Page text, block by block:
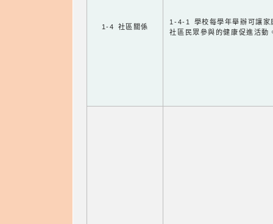
1-4 社區關係
1-4-1 學校每學年舉辦可讓家
社區民眾參與的健康促進活動